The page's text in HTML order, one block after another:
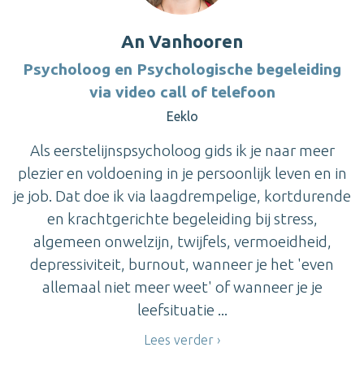
An Vanhooren
Psycholoog en Psychologische begeleiding
via video call of telefoon
Eeklo
Als eerstelijnspsycholoog gids ik je naar meer
plezier en voldoening in je persoonlijk leven en in
je job. Dat doe ik via laagdrempelige, kortdurende
en krachtgerichte begeleiding bij stress,
algemeen onwelzijn, twijfels, vermoeidheid,
depressiviteit, burnout, wanneer je het 'even
allemaal niet meer weet' of wanneer je je
leefsituatie ...
Lees verder